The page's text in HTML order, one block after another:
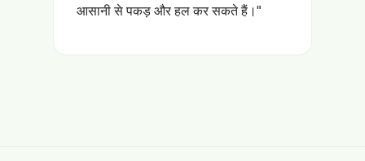
आसानी से पकड़ और हल कर सकते हैं।"